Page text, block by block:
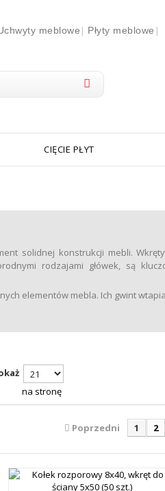
meblowe | Płyty meblowe |
CIĘCIE PŁYT
solidnej konstrukcji mebli.
rodzajami główek, są
elementów mebla. Ich gwint
na stronę
Poprzedni 1 2